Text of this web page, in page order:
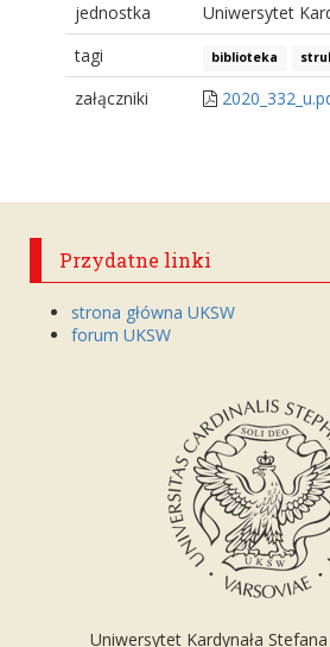
jednostka
Uniwersytet
tagi
biblioteka
załączniki
Przydatne linki
strona główna UKSW
forum UKSW
Uniwersytet Kardynała